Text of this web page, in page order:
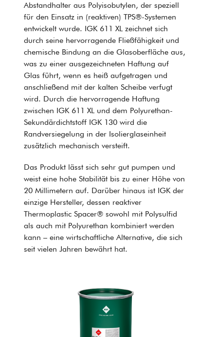
Abstandhalter aus Polyisobutylen, der speziell
für den Einsatz in (reaktiven) TPS®-Systemen
entwickelt wurde. IGK 611 XL zeichnet sich
durch seine hervorragende Fließfähigkeit und
chemische Bindung an die Glasoberfläche aus,
was zu einer ausgezeichneten Haftung auf
Glas führt, wenn es heiß aufgetragen und
anschließend mit der kalten Scheibe verfugt
wird. Durch die hervorragende Haftung
zwischen IGK 611 XL und dem Polyurethan-
Sekundärdichtstoff IGK 130 wird die
Randversiegelung in der Isolierglaseinheit
zusätzlich mechanisch versteift.
Das Produkt lässt sich sehr gut pumpen und
weist eine hohe Stabilität bis zu einer Höhe von
20 Millimetern auf. Darüber hinaus ist IGK der
einzige Hersteller, dessen reaktiver
Thermoplastic Spacer® sowohl mit Polysulfid
als auch mit Polyurethan kombiniert werden
kann – eine wirtschaftliche Alternative, die sich
seit vielen Jahren bewährt hat.